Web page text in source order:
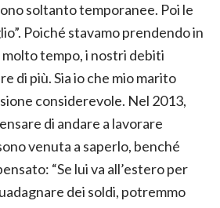
soltanto temporanee. Poi le
Poiché stavamo prendendo in
tempo, i nostri debiti
di più. Sia io che mio marito
considerevole. Nel 2013,
di andare a lavorare
venuta a saperlo, benché
“Se lui va all’estero per
dei soldi, potremmo